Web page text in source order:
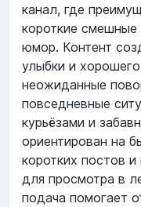
канал, где
короткие
юмор. Контент
улыбки и
неожиданные
повседневные
курьёзами и
ориентирован на
коротких постов
для просмотра в
подача помогает